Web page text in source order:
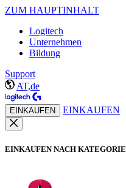
ZUM HAUPTINHALT
Logitech
Unternehmen
Bildung
Support
AT,de
EINKAUFEN EINKAUFEN
EINKAUFEN NACH KATEGORIE